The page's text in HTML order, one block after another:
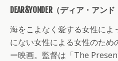
DEAR&YONDER（ディア・アン
海をこよなく愛する女性に
にない女性による女性のため
ー映画。監督は「The